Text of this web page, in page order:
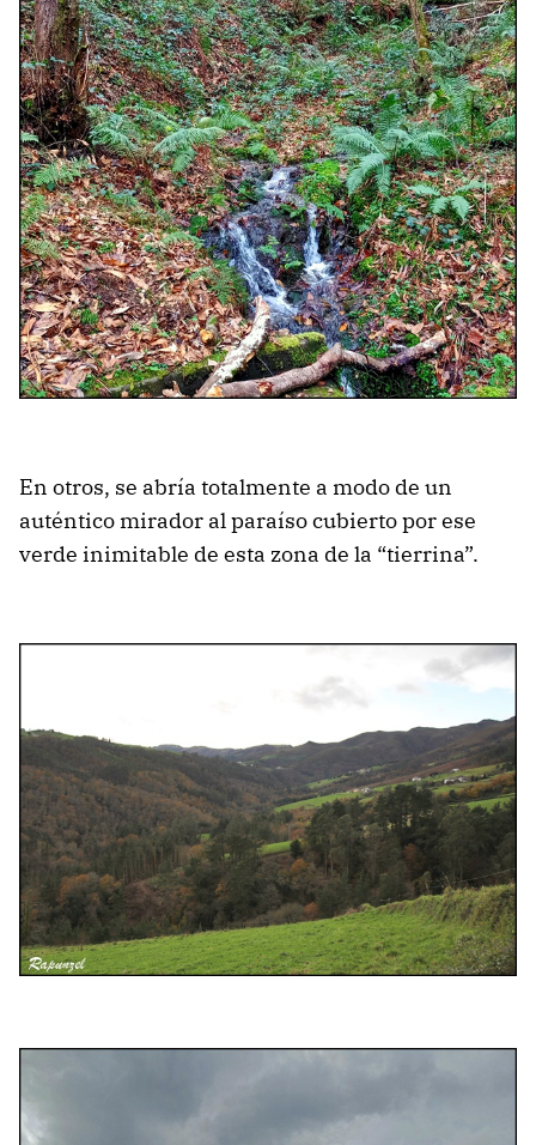
En otros, se abría totalmente a modo de un
auténtico mirador al paraíso cubierto por ese
verde inimitable de esta zona de la “tierrina”.